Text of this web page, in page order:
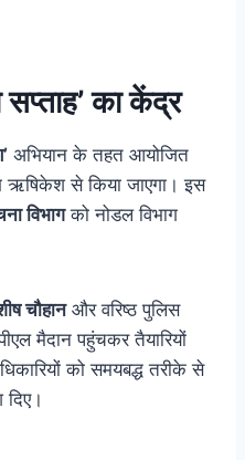
का केंद्र
अभियान के तहत आयोजित
ऋषिकेश से किया जाएगा। इस
विभागको नोडल विभाग
चौहानऔर वरिष्ठ पुलिस
मैदान पहुंचकर तैयारियों
को समयबद्ध तरीके से
दिए।